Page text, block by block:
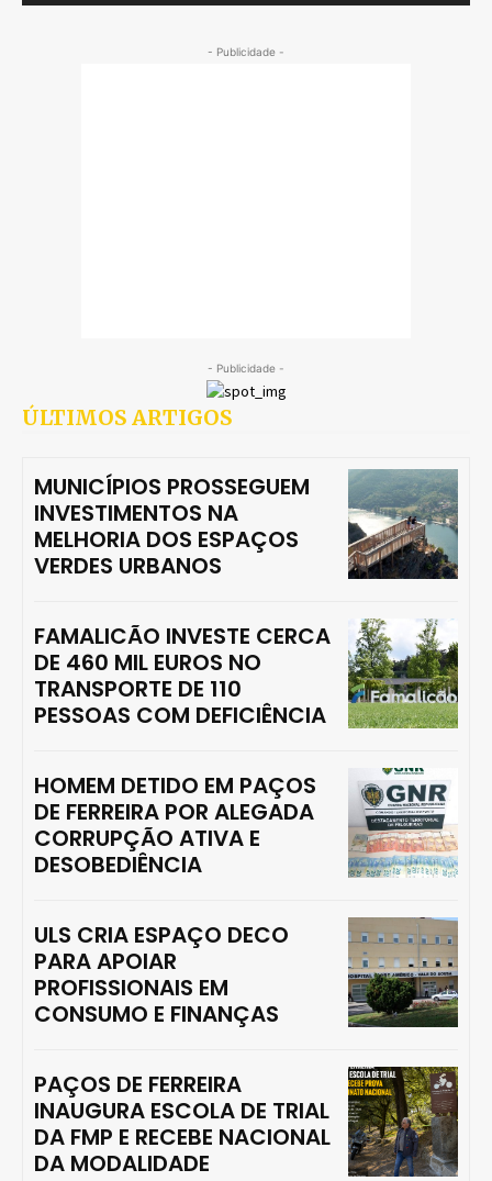
- Publicidade -
- Publicidade -
ÚLTIMOS ARTIGOS
MUNICÍPIOS PROSSEGUEM
INVESTIMENTOS NA
MELHORIA DOS ESPAÇOS
VERDES URBANOS
FAMALICÃO INVESTE CERCA
DE 460 MIL EUROS NO
TRANSPORTE DE 110
PESSOAS COM DEFICIÊNCIA
HOMEM DETIDO EM PAÇOS
DE FERREIRA POR ALEGADA
CORRUPÇÃO ATIVA E
DESOBEDIÊNCIA
ULS CRIA ESPAÇO DECO
PARA APOIAR
PROFISSIONAIS EM
CONSUMO E FINANÇAS
PAÇOS DE FERREIRA
INAUGURA ESCOLA DE TRIAL
DA FMP E RECEBE NACIONAL
DA MODALIDADE